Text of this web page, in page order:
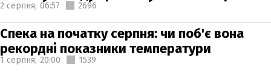
2 серпня, 06:57 2696
Спека на початку серпня: чи поб'є вона
рекордні показники температури
1 серпня, 20:00 1539